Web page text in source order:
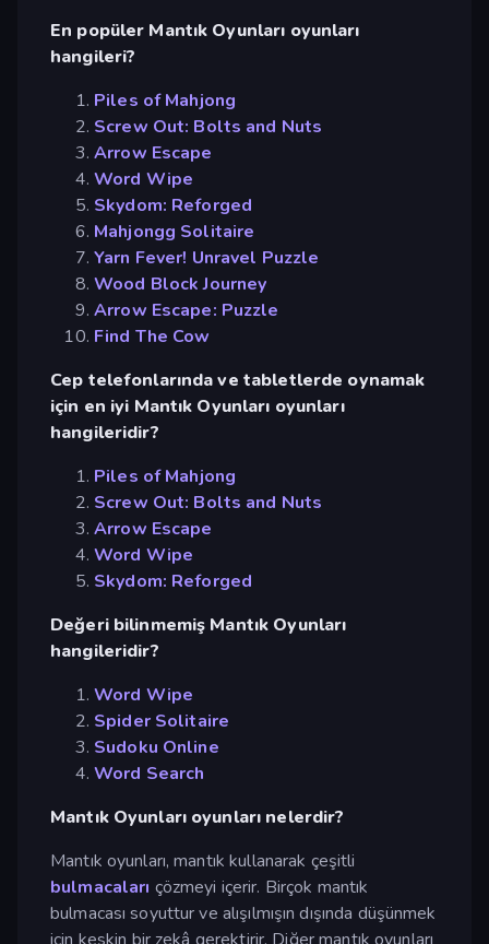
En popüler Mantık Oyunları oyunları
hangileri?
Piles of Mahjong
Screw Out: Bolts and Nuts
Arrow Escape
Word Wipe
Skydom: Reforged
Mahjongg Solitaire
Yarn Fever! Unravel Puzzle
Wood Block Journey
Arrow Escape: Puzzle
Find The Cow
Cep telefonlarında ve tabletlerde oynamak
için en iyi Mantık Oyunları oyunları
hangileridir?
Piles of Mahjong
Screw Out: Bolts and Nuts
Arrow Escape
Word Wipe
Skydom: Reforged
Değeri bilinmemiş Mantık Oyunları
hangileridir?
Word Wipe
Spider Solitaire
Sudoku Online
Word Search
Mantık Oyunları oyunları nelerdir?
Mantık oyunları, mantık kullanarak çeşitli
bulmacaları çözmeyi içerir. Birçok mantık
bulmacası soyuttur ve alışılmışın dışında düşünmek